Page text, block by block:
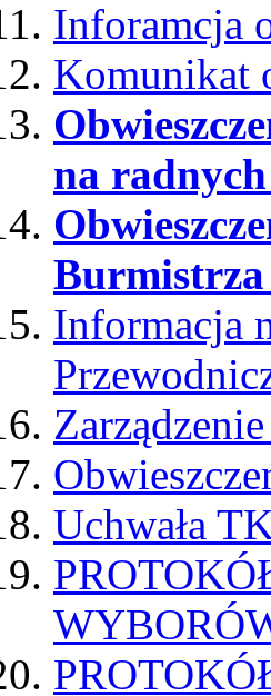
Inforamcja
Komunikat
na
Informacja
Uchwała